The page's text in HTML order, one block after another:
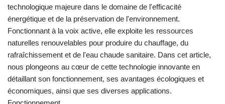
technologique majeure dans le domaine de l'efficacité
énergétique et de la préservation de l'environnement.
Fonctionnant à la voix active, elle exploite les ressources
naturelles renouvelables pour produire du chauffage, du
rafraîchissement et de l'eau chaude sanitaire. Dans cet article,
nous plongeons au cœur de cette technologie innovante en
détaillant son fonctionnement, ses avantages écologiques et
économiques, ainsi que ses diverses applications.